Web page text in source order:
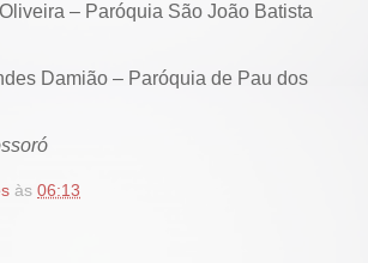
– Paróquia São João Batista
Damião – Paróquia de Pau dos
às 06:13